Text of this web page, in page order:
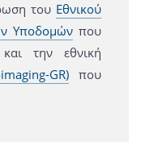
του Εθνικού
Υποδομώνπου
την εθνική
GR)που